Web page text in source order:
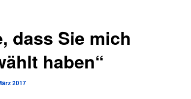
dass Sie mich
haben“
2017